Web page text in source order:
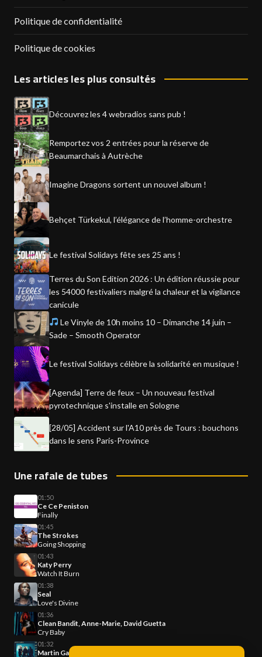
Politique de confidentialité
Politique de cookies
Les articles les plus consultés
Découvrez les 4 webradios sans pub !
Remportez vos 2 entrées pour la réserve de
Beaumarchais à Autrèche
Imagine Dragons sortent un nouvel album !
Behçet Türkekul, l’élégance de l’homme-orchestre
Le festival Solidays fête ses 25 ans !
Terres du Son Edition 2026 : Un édition réussie pour
les 54000 festivaliers malgré la chaleur et la vigilance
canicule
Le Vinyle de 10h moins 10 – Dimanche 14 juin –
Sade – Smooth Operator
Le festival Solidays célèbre la solidarité en musique !
[Agenda] Terre de feux – Un nouveau festival
pyrotechnique s'installe en Sologne
[28/05] Accident sur l'A10 près de Tours : bouchons
dans le sens Paris-Province
Une rafale de tubes
01:50
Ce Ce Peniston
Finally
01:45
The Strokes
Going Shopping
01:43
Katy Perry
Watch It Burn
01:38
Seal
Love's Divine
01:36
Clean Bandit, Anne-Marie, David Guetta
Cry Baby
01:32
Martin Garrix x U2